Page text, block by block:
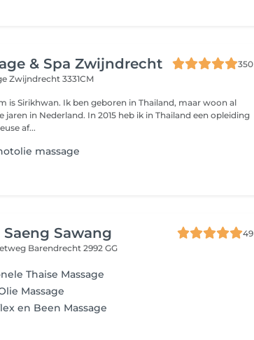
& Spa Zwijndrecht
350
Zwijndrecht 3331CM
is Sirikhwan. Ik ben geboren in Thailand, maar woon al
jaren in Nederland. In 2015 heb ik in Thailand een opleiding
af...
massage
Saeng Sawang
49
Barendrecht 2992 GG
Thaise Massage
Massage
en Been Massage